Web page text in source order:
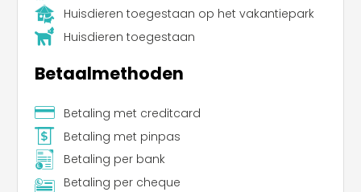
Huisdieren toegestaan op het vakantiepark
Huisdieren toegestaan
Betaalmethoden
Betaling met creditcard
Betaling met pinpas
Betaling per bank
Betaling per cheque